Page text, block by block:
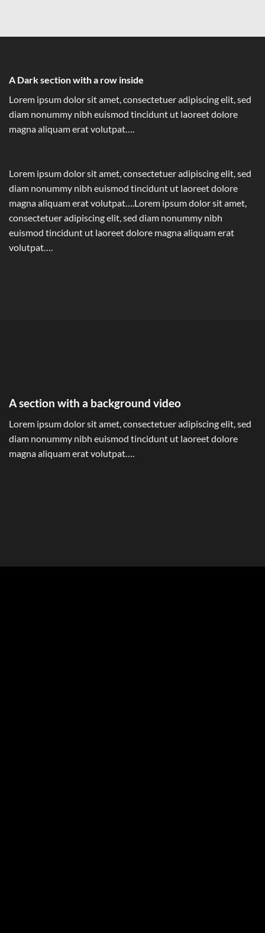
A Dark section with a row inside
Lorem ipsum dolor sit amet, consectetuer adipiscing elit, sed
diam nonummy nibh euismod tincidunt ut laoreet dolore
magna aliquam erat volutpat….
Lorem ipsum dolor sit amet, consectetuer adipiscing elit, sed
diam nonummy nibh euismod tincidunt ut laoreet dolore
magna aliquam erat volutpat….Lorem ipsum dolor sit amet,
consectetuer adipiscing elit, sed diam nonummy nibh
euismod tincidunt ut laoreet dolore magna aliquam erat
volutpat….
A section with a background video
Lorem ipsum dolor sit amet, consectetuer adipiscing elit, sed
diam nonummy nibh euismod tincidunt ut laoreet dolore
magna aliquam erat volutpat….